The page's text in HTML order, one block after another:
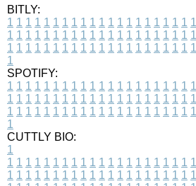
BITLY:
1 1 1 1 1 1 1 1 1 1 1 1 1 1 1 1 1 1 1 1 1
1 1 1 1 1 1 1 1 1 1 1 1 1 1 1 1 1 1 1 1 1
1 1 1 1 1 1 1 1 1 1 1 1 1 1 1 1 1 1 1 1 1
1
SPOTIFY:
1 1 1 1 1 1 1 1 1 1 1 1 1 1 1 1 1 1 1 1 1
1 1 1 1 1 1 1 1 1 1 1 1 1 1 1 1 1 1 1 1 1
1 1 1 1 1 1 1 1 1 1 1 1 1 1 1 1 1 1 1 1 1
1
CUTTLY BIO:
1
1 1 1 1 1 1 1 1 1 1 1 1 1 1 1 1 1 1 1 1 1
1 1 1 1 1 1 1 1 1 1 1 1 1 1 1 1 1 1 1 1 1